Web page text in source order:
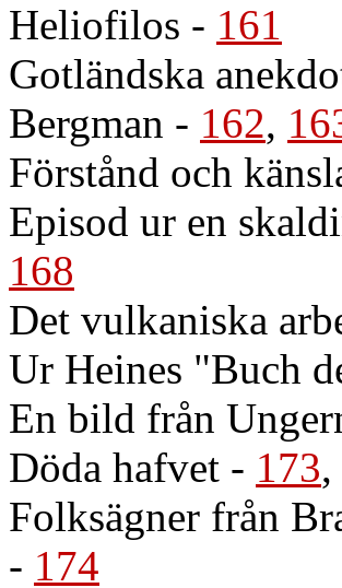
Heliofilos - 161
Gotländska
Bergman - 162,
Förstånd och
Episod ur en
168
Det vulkaniska
Ur Heines "Buch
En bild från
Döda hafvet - 173,
Folksägner från
- 174